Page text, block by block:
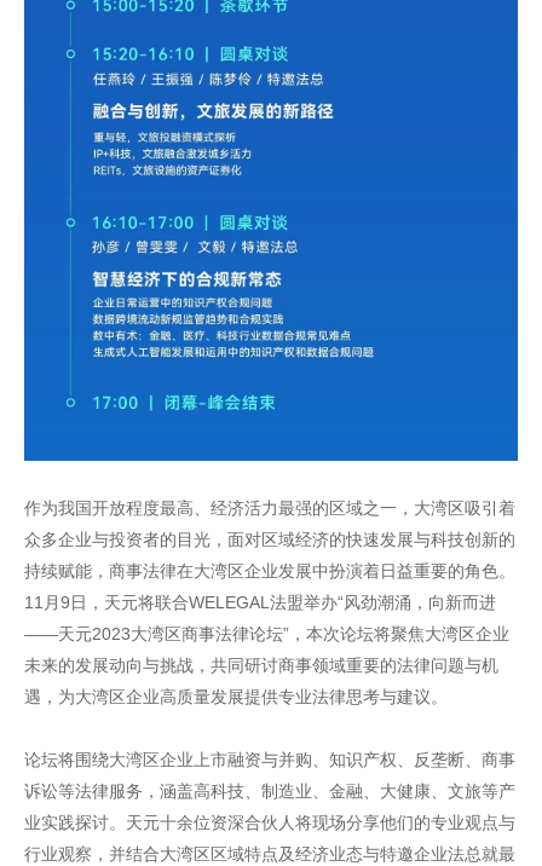
作为我国开放程度最高、经济活力最强的区域之一，大湾区吸引着
众多企业与投资者的目光，面对区域经济的快速发展与科技创新的
持续赋能，商事法律在大湾区企业发展中扮演着日益重要的角色。
11月9日，天元将联合WELEGAL法盟举办“风劲潮涌，向新而进
——天元2023大湾区商事法律论坛”，本次论坛将聚焦大湾区企业
未来的发展动向与挑战，共同研讨商事领域重要的法律问题与机
遇，为大湾区企业高质量发展提供专业法律思考与建议。
论坛将围绕大湾区企业上市融资与并购、知识产权、反垄断、商事
诉讼等法律服务，涵盖高科技、制造业、金融、大健康、文旅等产
业实践探讨。天元十余位资深合伙人将现场分享他们的专业观点与
行业观察，并结合大湾区区域特点及经济业态与特邀企业法总就最